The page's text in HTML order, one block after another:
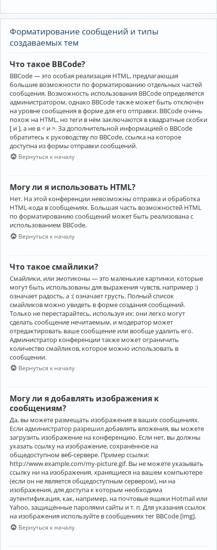
Форматирование сообщений и типы
создаваемых тем
Что такое BBCode?
BBCode — это особая реализация HTML, предлагающая
большие возможности по форматированию отдельных частей
сообщения. Возможность использования BBCode определяется
администратором, однако BBCode также может быть отключён
на уровне сообщения в форме для его отправки. BBCode очень
похож на HTML, но теги в нём заключаются в квадратные скобки
[ и ], а не в < и >. За дополнительной информацией о BBCode
обратитесь к руководству по BBCode, ссылка на которое
доступна из формы отправки сообщений.
Вернуться к началу
Могу ли я использовать HTML?
Нет. На этой конференции невозможны отправка и обработка
HTML-кода в сообщениях. Большая часть возможностей HTML
по форматированию сообщений может быть реализована с
использованием BBCode.
Вернуться к началу
Что такое смайлики?
Смайлики, или эмотиконы — это маленькие картинки, которые
могут быть использованы для выражения чувств, например :)
означает радость, а :( означает грусть. Полный список
смайликов можно увидеть в форме создания сообщений.
Только не перестарайтесь, используя их: они легко могут
сделать сообщение нечитаемым, и модератор может
отредактировать ваше сообщение или вообще удалить его.
Администратор конференции также может ограничить
количество смайликов, которое можно использовать в
сообщении.
Вернуться к началу
Могу ли я добавлять изображения к
сообщениям?
Да, вы можете размещать изображения в ваших сообщениях.
Если администратор разрешил добавлять вложения, вы можете
загрузить изображение на конференцию. Если нет, вы должны
указать ссылку на изображение, сохранённое на
общедоступном веб-сервере. Пример ссылки:
http://www.example.com/my-picture.gif. Вы не можете указывать
ссылку ни на изображения, хранящиеся на вашем компьютере
(если он не является общедоступным сервером), ни на
изображения, для доступа к которым необходима
аутентификация, как, например, на почтовые ящики Hotmail или
Yahoo, защищённые паролями сайты и т. п. Для указания ссылок
на изображения используйте в сообщениях тег BBCode [img].
Вернуться к началу